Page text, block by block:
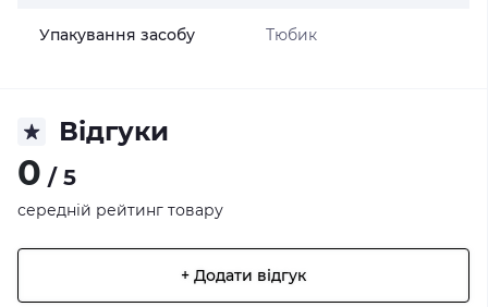
Упакування засобу Тюбик
Відгуки
0 / 5
середній рейтинг товару
+ Додати відгук